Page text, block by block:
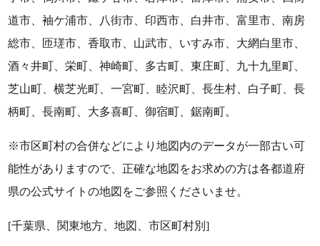
道市、袖ケ浦市、八街市、印西市、白井市、富里市、南房
総市、匝瑳市、香取市、山武市、いすみ市、大網白里市、
酒々井町、栄町、神崎町、多古町、東庄町、九十九里町、
芝山町、横芝光町、一宮町、睦沢町、長生村、白子町、長
柄町、長南町、大多喜町、御宿町、鋸南町。
※市区町村の合併などにより地図内のデータが一部古い可
能性がありますので、正確な地図をお求めの方は各都道府
県の公式サイトの地図をご参照くださいませ。
[千葉県、関東地方、地図、市区町村別]